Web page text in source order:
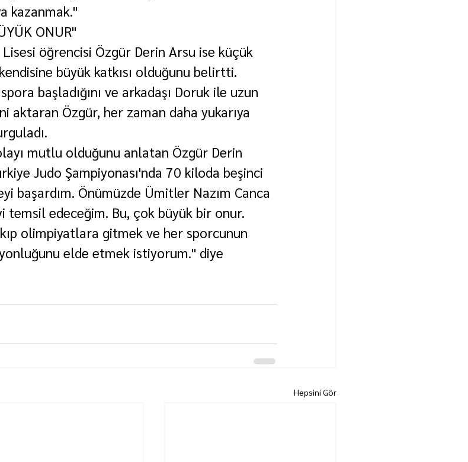
kazanmak."
ONUR"
öğrencisi Özgür Derin Arsu ise küçük
büyük katkısı olduğunu belirtti.
başladığını ve arkadaşı Doruk ile uzun
aktaran Özgür, her zaman daha yukarıya
mutlu olduğunu anlatan Özgür Derin
Judo Şampiyonası'nda 70 kiloda beşinci
başardım. Önümüzde Ümitler Nazım Canca
temsil edeceğim. Bu, çok büyük bir onur.
olimpiyatlara gitmek ve her sporcunun
elde etmek istiyorum." diye
Hepsini Gör